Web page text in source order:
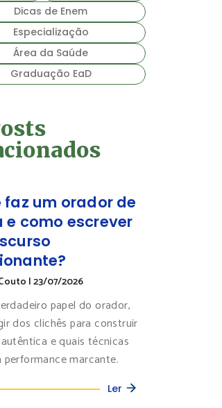
Dicas de Enem
Especialização
Área da Saúde
Graduação EaD
faz um orador de
e como escrever
|23/07/2026
papel do orador,
dos clichês para construir
e quais técnicas
performance marcante.
Ler